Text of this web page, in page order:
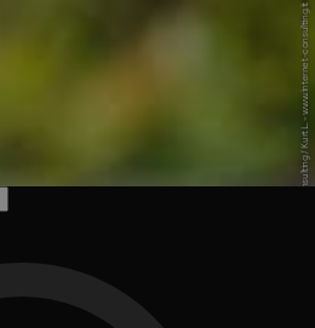
© Internet Consulting / Kurt L. - www.internet-consulting.it